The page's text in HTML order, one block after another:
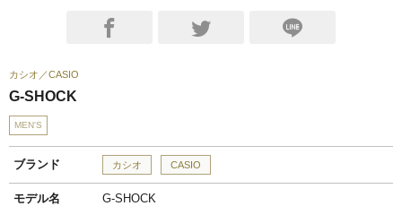
カシオ CASIO
G-SHOCK
MEN'S
ブランド カシオ CASIO
モデル名 G-SHOCK